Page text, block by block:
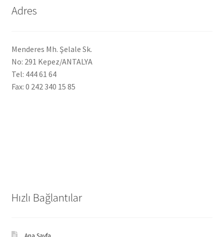
Adres
Menderes Mh. Şelale Sk.
No: 291 Kepez/ANTALYA
Tel: 444 61 64
Fax: 0 242 340 15 85
Hızlı Bağlantılar